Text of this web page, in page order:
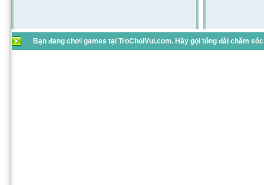
Bạn đang chơi games tại TroChoiVui.com. Hãy gọi tổng đài chăm